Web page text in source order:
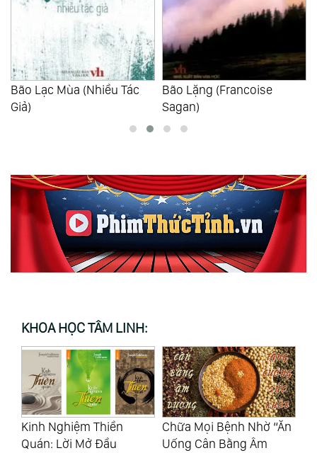
Bão Lặng (Francoise
Sagan)
06:17:25
Bất Khuất (Nguyễn Đức
Thuận)
KHOA HỌC TÂM LINH:
Chữa Mọi Bệnh Nhờ “Ăn
Uống Cân Bằng Âm
Chữa Mọi Bệnh Nhờ “Ăn
Uống Cân Bằng Âm